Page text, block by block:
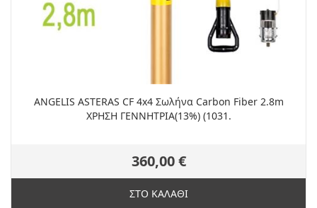
ANGELIS ASTERAS CF 4x4 Σωλήνα Carbon Fiber 2.8m
XΡΗΣΗ ΓΕΝΝΗΤΡΙΑ(13%) (1031.
360,00 €
ΣΤΟ ΚΑΛΑΘΙ